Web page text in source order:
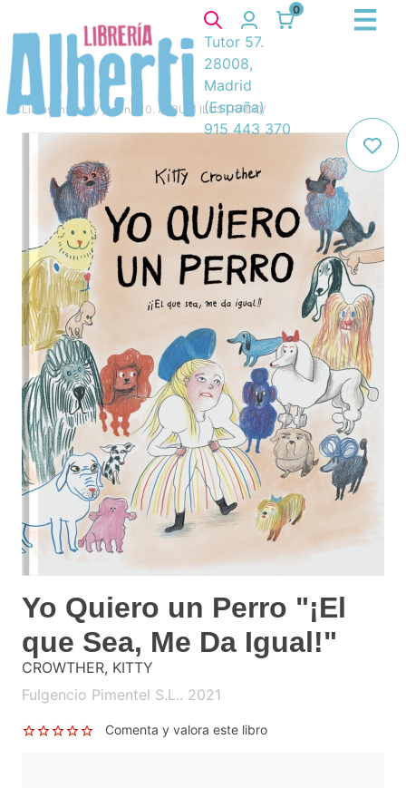
0
Tutor 57.
28008,
Madrid
(España)
915 443 370
Libros Infantil y juvenil 10. ÁLBUM ILUSTRADO/
Yo Quiero un Perro "¡El
que Sea, Me Da Igual!"
CROWTHER, KITTY
Fulgencio Pimentel S.L.. 2021
Comenta y valora este libro